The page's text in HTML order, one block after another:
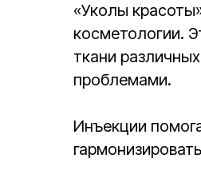
«Уколы
косметологии.
ткани
проблемами.
Инъекции